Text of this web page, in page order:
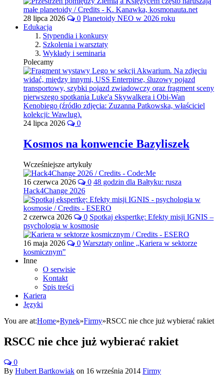
28 lipca 2026 0 Planetoidy NEO w 2026 roku
Edukacja
Stypendia i konkursy
Szkolenia i warsztaty
Wykłady i seminaria
Polecamy
24 lipca 2026 0
Kosmos na konwencie Bazyliszek
Wcześniejsze artykuły
16 czerwca 2026 0 48 godzin dla Bałtyku: rusza
Hack4Change 2026
2 czerwca 2026 0 Spotkaj ekspertkę: Efekty misji IGNIS –
psychologia w kosmosie
16 maja 2026 0 Warsztaty online „Kariera w sektorze
kosmicznym”
Inne
O serwisie
Kontakt
Spis treści
Kariera
Języki
You are at:Home»Rynek»Firmy»RSCC nie chce już wybierać rakiet
RSCC nie chce już wybierać rakiet
0
By Hubert Bartkowiak on 16 września 2014 Firmy